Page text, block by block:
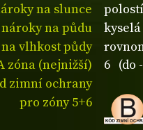
na slunce
nároky na půdu
vlhkost půdy
zóna (nejnižší)
6 (do -
zimní ochrany
pro zóny 5+6